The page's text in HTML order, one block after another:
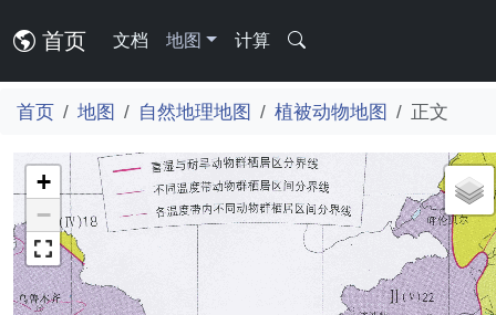
首页 文档 地图 计算
首页 地图 自然地理地图 植被动物地图 正文
+
−